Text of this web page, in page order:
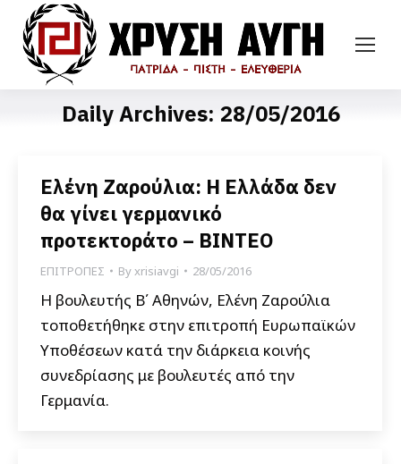
Daily Archives: 28/05/2016
Ελένη Ζαρούλια: Η Ελλάδα δεν
θα γίνει γερμανικό
προτεκτοράτο – ΒΙΝΤΕΟ
ΕΠΙΤΡΟΠΕΣ Byxrisiavgi 28/05/2016
Η βουλευτής Β΄ Αθηνών, Ελένη Ζαρούλια
τοποθετήθηκε στην επιτροπή Ευρωπαϊκών
Υποθέσεων κατά την διάρκεια κοινής
συνεδρίασης με βουλευτές από την
Γερμανία.